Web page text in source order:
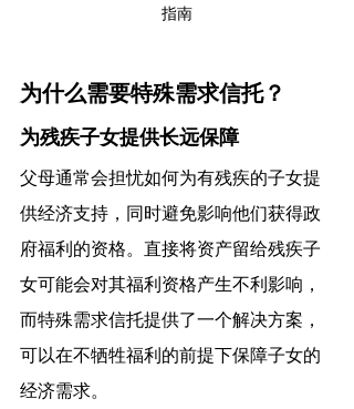
指南
为什么需要特殊需求信托？
为残疾子女提供长远保障
父母通常会担忧如何为有残疾的子女提
供经济支持，同时避免影响他们获得政
府福利的资格。直接将资产留给残疾子
女可能会对其福利资格产生不利影响，
而特殊需求信托提供了一个解决方案，
可以在不牺牲福利的前提下保障子女的
经济需求。